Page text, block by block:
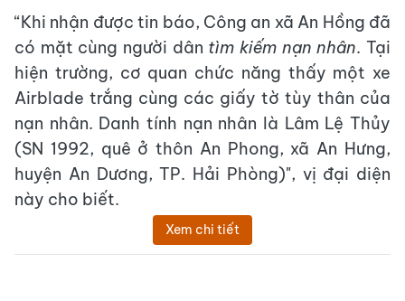
“Khi nhận được tin báo, Công an xã An Hồng đã
có mặt cùng người dân tìm kiếm nạn nhân. Tại
hiện trường, cơ quan chức năng thấy một xe
Airblade trắng cùng các giấy tờ tùy thân của
nạn nhân. Danh tính nạn nhân là Lâm Lệ Thủy
(SN 1992, quê ở thôn An Phong, xã An Hưng,
huyện An Dương, TP. Hải Phòng)", vị đại diện
này cho biết.
Xem chi tiết